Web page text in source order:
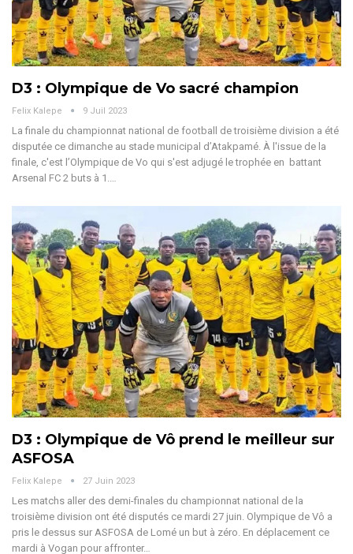
D3 : Olympique de Vo sacré champion
Felix Kalepe 9 Juil 2023
La finale du championnat national de football de troisième division a été
disputée ce dimanche au stade municipal d’Atakpamé. À l'issue de la
finale, c'est l’Olympique de Vo qui s'est adjugé le trophée en battant
Arsenal FC 2 buts à 1.…
D3 : Olympique de Vô prend le meilleur sur
ASFOSA
Felix Kalepe 27 Juin 2023
Les matchs aller des demi-finales du championnat national de la
troisième division ont été disputés ce mardi 27 juin. Olympique de Vô a
pris le dessus sur ASFOSA de Lomé un but à zéro. En déplacement ce
mardi à Vogan pour affronter…